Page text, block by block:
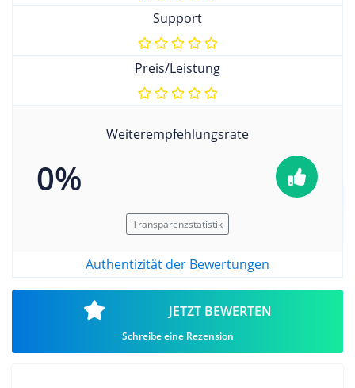
Support
Preis/Leistung
Weiterempfehlungsrate
0%
Transparenzstatistik
Authentizität der Bewertungen
JETZT BEWERTEN
Schreibe eine Rezension